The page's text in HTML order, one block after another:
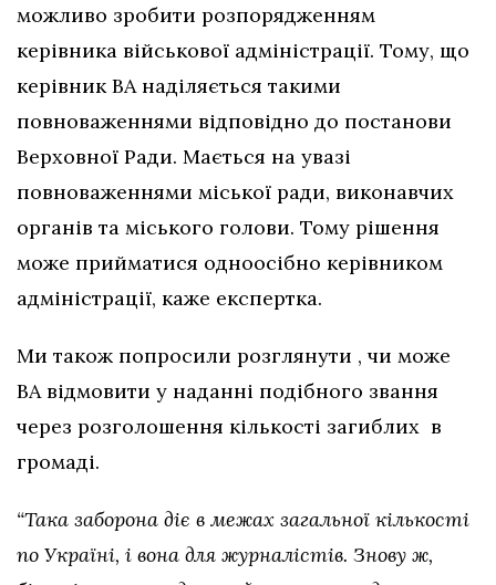
можливо зробити розпорядженням
керівника військової адміністрації. Тому, що
керівник ВА наділяється такими
повноваженнями відповідно до постанови
Верховної Ради. Мається на увазі
повноваженнями міської ради, виконавчих
органів та міського голови. Тому рішення
може прийматися одноосібно керівником
адміністрації, каже експертка.
Ми також попросили розглянути , чи може
ВА відмовити у наданні подібного звання
через розголошення кількості загиблих в
громаді.
“Така заборона діє в межах загальної кількості
по Україні, і вона для журналістів. Знову ж,